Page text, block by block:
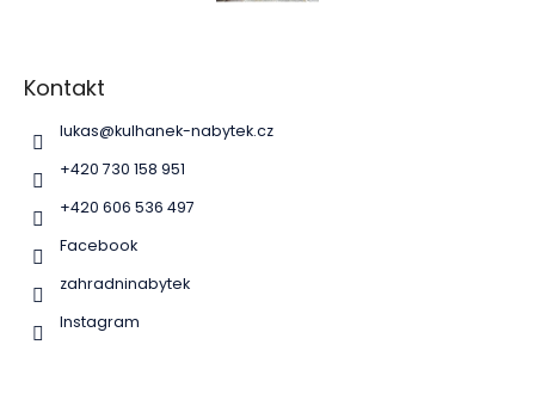
Kontakt
lukas@kulhanek-nabytek.cz
+420 730 158 951
+420 606 536 497
Facebook
zahradninabytek
Instagram